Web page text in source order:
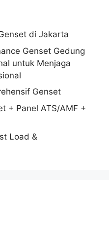
di Jakarta
Genset Gedung
untuk Menjaga
Genset
+ Panel ATS/AMF +
Load &